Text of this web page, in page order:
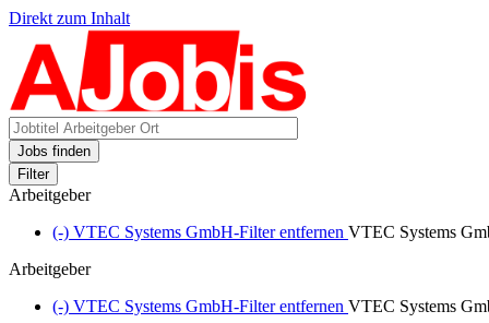
Direkt zum Inhalt
Jobs finden
Filter
Arbeitgeber
(-) VTEC Systems GmbH-Filter entfernen VTEC Systems
Arbeitgeber
(-) VTEC Systems GmbH-Filter entfernen VTEC Systems